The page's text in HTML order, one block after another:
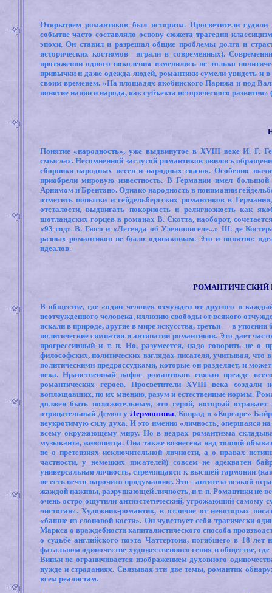
Открытием романтиков был историзм. Просветители
событие часто составляло основу сюжета трагедии
эпохи, Он ставил и разрешал общие проблемы долга и
исторических костюмов—играли в современных).
протяжении одного поколения изменились не только
привычки и даже одежда людей, романтики сумели увидеть и
своим временем. «На площадях якобинского Парижа и под
понятие нации и народа, как субъекта исторического
Понятие «народность», уже выдвинутое в XVIII веке И. Г.
смыслах. Несомненной заслугой романтиков явилось
сборники народных песен и народных сказок. Особенно
приобрели мировую известность. В Германии имел
Арнимом и Брентано. Однако народность в понимании
отметить попытки и гейдельбергских романтиков в
отсталости, выдвигать покорность и религиозность как
шотландских горцев в романах В. Скотта, наоборот,
«93 год» В. Гюго и «Легенда об Уленшпигеле...» Ш. де
разных романтиков не было одинаковым. Это и понятно:
идеалов.
РОМАНТИЧЕСКИЙ
В обществе, где «один человек отчужден от другого и
неотчужденного человека, иллюзию свободы от всякого
искали в природе, другие в мире искусства, третьи — в
политические симпатии и антипатии романтиков. Это дает
прогрессивный и т. п. Но, разумеется, надо говорить не о
философских, политических взглядах писателя, учитывая,
политическими предрассудками, которые он разделяет, и
века. Нравственный пафос романтиков связан прежде
романтических героев. Просветители XVIII века создали
воплощавших, по их мнению, разум и естественные нормы.
должен быть положительным, это герой, который
отрицательный Демон у Лермонтова, Конрад в «Корсаре»
неукротимую силу духа. И это именно «личность, опершаяся
всему окружающему миру. Но в недрах романтизма
музыканта, живописца. Она также вознесена над толпой
не о претензиях исключительной личности, а о правах
частности, у немецких писателей) совсем не адекватен
универсальная личность, стремящаяся к высшей гармонии
не есть нечто нарочито придуманное. Это - антитеза всякой
жаждой наживы, разрушающей личность, и т. п. Романтики не
очень остро ощутили антиэстетический, угрожающий самому
чистоган». Художник-романтик, в отличие от некоторых
«башне из слоновой кости». Он чувствует себя трагически
Маркса о враждебности капиталистического способа
о судьбе английского поэта Чаттертона, погибшего в 18
фатальном одиночестве художественного гения в обществе,
Виньи не ограничивается изображением духовного
нужде и страданиях. Связывая эти две темы, романтик
всем реалистам.